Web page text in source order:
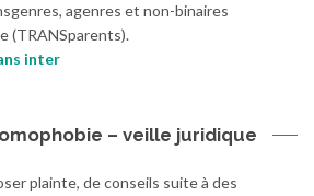
agenres et non-binaires
(TRANSparents).
inter
– veille juridique
plainte, de conseils suite à des